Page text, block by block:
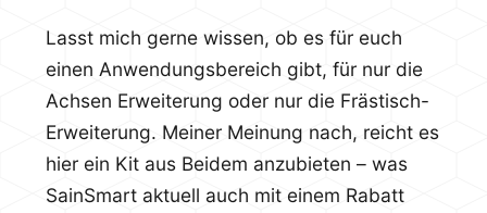
Lasst mich gerne wissen, ob es für euch
einen Anwendungsbereich gibt, für nur die
Achsen Erweiterung oder nur die Frästisch-
Erweiterung. Meiner Meinung nach, reicht es
hier ein Kit aus Beidem anzubieten – was
SainSmart aktuell auch mit einem Rabatt